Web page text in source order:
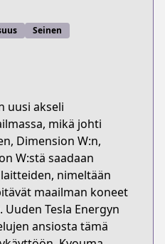
Seinen
uusi akseli
mikä johti
Dimension W:n,
W:stä saadaan
nimeltään
maailman koneet
Tesla Energyn
ansiosta tämä